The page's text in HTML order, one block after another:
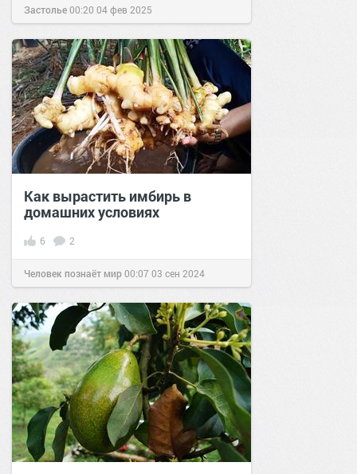
Застолье00:20 04 фев 2025
Как вырастить имбирь в
домашних условиях
6 2
Человек познаёт мир00:07 03 сен 2024